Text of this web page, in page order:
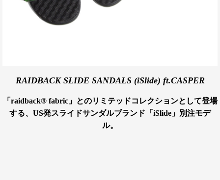
RAIDBACK SLIDE SANDALS (iSlide) ft.CASPER
「raidback® fabric」とのリミテッドコレクションとして登場
する、US発スライドサンダルブランド「iSlide」別注モデ
ル。